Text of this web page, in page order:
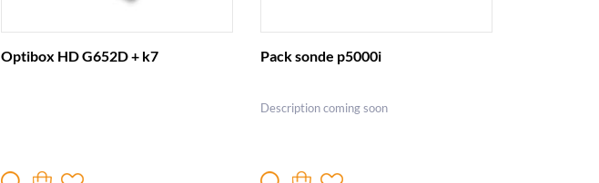
Optibox HD G652D + k7 Pack sonde p5000i
Description coming soon